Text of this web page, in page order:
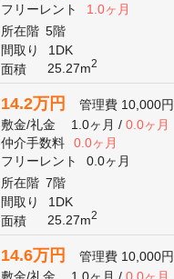
フリーレント
1.0ヶ月
所在階 5階
間取り
1DK
面積
25.27m2
14.2万円 管理費 10,000円
敷金/礼金 1.0ヶ月/ 0.0ヶ月
仲介手数料
0.0ヶ月
フリーレント
0.0ヶ月
所在階 7階
間取り
1DK
面積
25.27m2
14.6万円 管理費 10,000円
敷金/礼金 1.0ヶ月/ 0.0ヶ月